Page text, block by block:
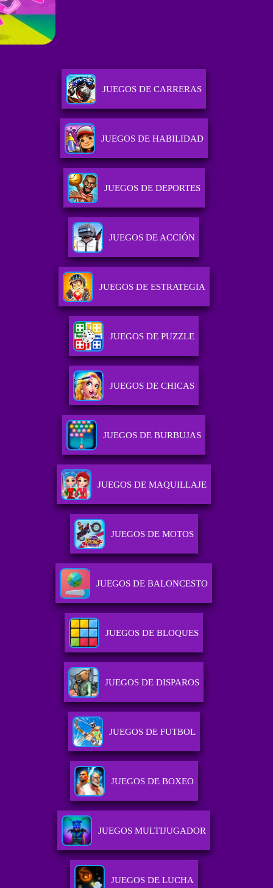
JUEGOS DE CARRERAS
JUEGOS DE HABILIDAD
JUEGOS DE DEPORTES
JUEGOS DE ACCIÓN
JUEGOS DE ESTRATEGIA
JUEGOS DE PUZZLE
JUEGOS DE CHICAS
JUEGOS DE BURBUJAS
JUEGOS DE MAQUILLAJE
JUEGOS DE MOTOS
JUEGOS DE BALONCESTO
JUEGOS DE BLOQUES
JUEGOS DE DISPAROS
JUEGOS DE FUTBOL
JUEGOS DE BOXEO
JUEGOS MULTIJUGADOR
JUEGOS DE LUCHA